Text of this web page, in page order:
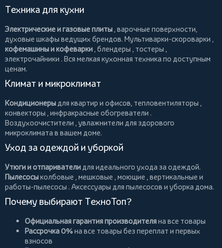
Техника для кухни
Электрические и газовые плиты , варочные поверхности,
духовые шкафы ведущих брендов. Мультиварки-скороварки ,
кофемашины и кофеварки , блендеры , тостеры ,
электрочайники . Вся мелкая кухонная техника по доступным
ценам.
Климат и микроклимат
Кондиционеры для квартир и офисов, тепловентиляторы ,
конвекторы , инфракрасные обогреватели .
Воздухоочистители , увлажнители для здорового
микроклимата в вашем доме.
Уход за одеждой и уборкой
Утюги и отпариватели для идеального ухода за одеждой.
Пылесосыколбовые , мешковые , моющие , вертикальные и
работы-пылесосы . Аксессуары для пылесосов и уборка дома.
Почему выбирают ТехноТоп?
Официальная гарантия производителяна все товары
Рассрочка 0%на все товары без переплат и первых
взносов